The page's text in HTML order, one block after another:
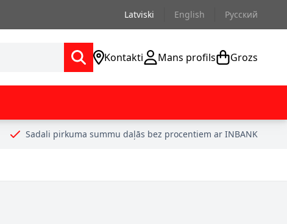
Latviski English Русский
Kontakti Mans profils Grozs
Sadali pirkuma summu daļās bez procentiem ar INBANK